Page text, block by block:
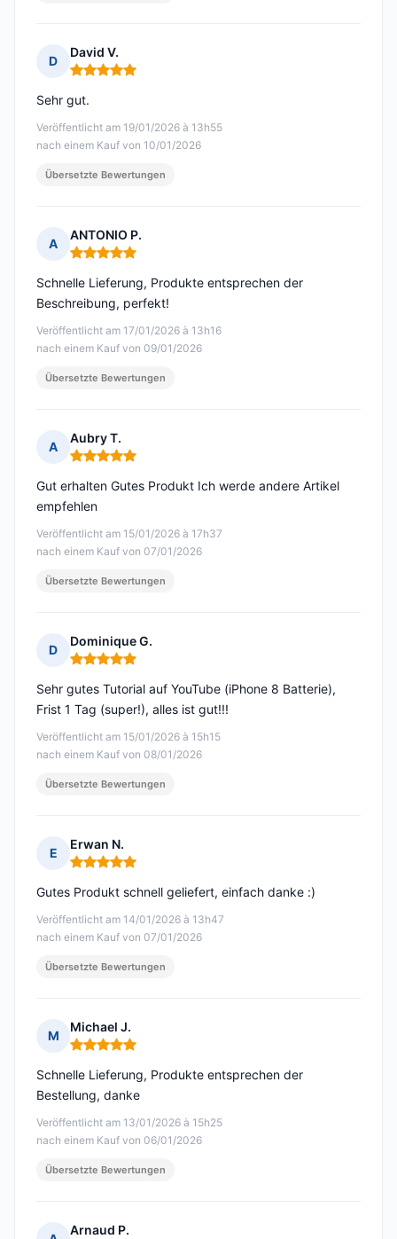
D
David V.
Hinweis: 5 von 5
Veröffentlicht am 19/01/2026 à 13h55
nach einem Kauf von 10/01/2026
Sehr gut.
Übersetzte Bewertungen
A
ANTONIO P.
Hinweis: 5 von 5
Veröffentlicht am 17/01/2026 à 13h16
nach einem Kauf von 09/01/2026
Schnelle Lieferung, Produkte entsprechen der
Beschreibung, perfekt!
Übersetzte Bewertungen
A
Aubry T.
Hinweis: 5 von 5
Veröffentlicht am 15/01/2026 à 17h37
nach einem Kauf von 07/01/2026
Gut erhalten Gutes Produkt Ich werde andere Artikel
empfehlen
Übersetzte Bewertungen
D
Dominique G.
Hinweis: 5 von 5
Veröffentlicht am 15/01/2026 à 15h15
nach einem Kauf von 08/01/2026
Sehr gutes Tutorial auf YouTube (iPhone 8 Batterie),
Frist 1 Tag (super!), alles ist gut!!!
Übersetzte Bewertungen
E
Erwan N.
Hinweis: 5 von 5
Veröffentlicht am 14/01/2026 à 13h47
nach einem Kauf von 07/01/2026
Gutes Produkt schnell geliefert, einfach danke :)
Übersetzte Bewertungen
M
Michael J.
Hinweis: 5 von 5
Veröffentlicht am 13/01/2026 à 15h25
nach einem Kauf von 06/01/2026
Schnelle Lieferung, Produkte entsprechen der
Bestellung, danke
Übersetzte Bewertungen
Arnaud P.